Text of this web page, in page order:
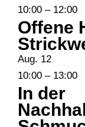
10:00 – 12:00
Offene
Aug. 12
10:00 – 13:00
In der